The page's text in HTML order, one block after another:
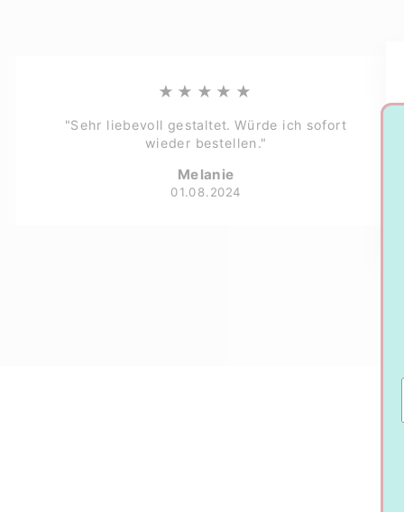
★★★★★
"Sehr liebevoll gestaltet. Würde ich sofort
wieder bestellen."
Melanie
01.08.2024